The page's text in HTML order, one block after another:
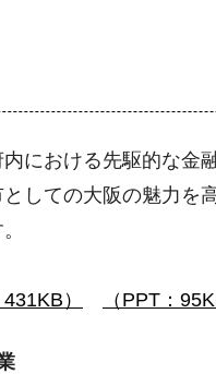
における先駆的な金
しての大阪の魅力を
） （PPT：